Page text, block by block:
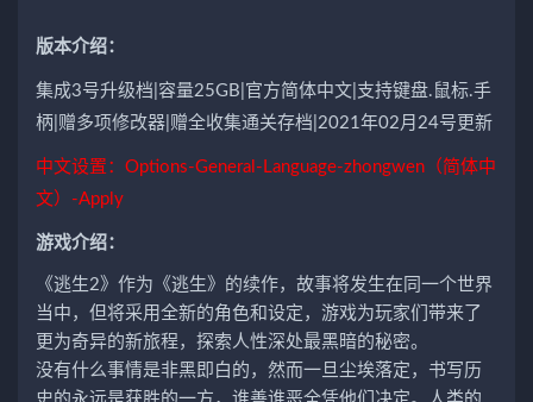
版本介绍：
集成3号升级档|容量25GB|官方简体中文|支持键盘.鼠标.手
柄|赠多项修改器|赠全收集通关存档|2021年02月24号更新
中文设置：Options-General-Language-zhongwen（简体中
文）-Apply
游戏介绍：
《逃生2》作为《逃生》的续作，故事将发生在同一个世界
当中，但将采用全新的角色和设定，游戏为玩家们带来了
更为奇异的新旅程，探索人性深处最黑暗的秘密。
没有什么事情是非黑即白的，然而一旦尘埃落定，书写历